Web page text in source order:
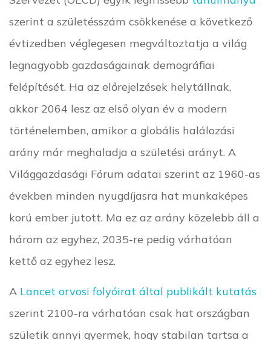
szerint a születésszám csökkenése a következő
évtizedben véglegesen megváltoztatja a világ
legnagyobb gazdaságainak demográfiai
felépítését. Ha az előrejelzések helytállnak,
akkor 2064 lesz az első olyan év a modern
történelemben, amikor a globális halálozási
arány már meghaladja a születési arányt. A
Világgazdasági Fórum adatai szerint az 1960-as
években minden nyugdíjasra hat munkaképes
korú ember jutott. Ma ez az arány közelebb áll a
három az egyhez, 2035-re pedig várhatóan
kettő az egyhez lesz.
A Lancet orvosi folyóirat által publikált kutatás
szerint 2100-ra várhatóan csak hat országban
születik annyi gyermek, hogy stabilan tartsa a